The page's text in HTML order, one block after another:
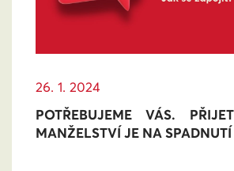
26. 1. 2024
POTŘEBUJEME VÁS.
MANŽELSTVÍ JE NA SPADNUTÍ